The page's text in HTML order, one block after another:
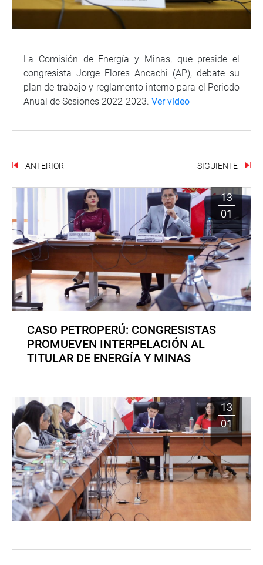
La Comisión de Energía y Minas, que preside el
congresista Jorge Flores Ancachi (AP), debate su
plan de trabajo y reglamento interno para el Periodo
Anual de Sesiones 2022-2023. Ver vídeo
ANTERIOR SIGUIENTE
13
01
CASO PETROPERÚ: CONGRESISTAS
PROMUEVEN INTERPELACIÓN AL
TITULAR DE ENERGÍA Y MINAS
13
01